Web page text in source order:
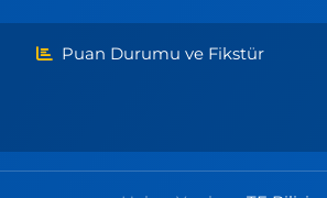
Puan Durumu ve Fikstür